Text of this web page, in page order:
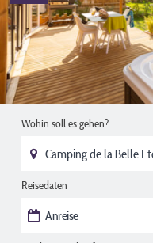
Wohin soll es gehen?
Reisedaten